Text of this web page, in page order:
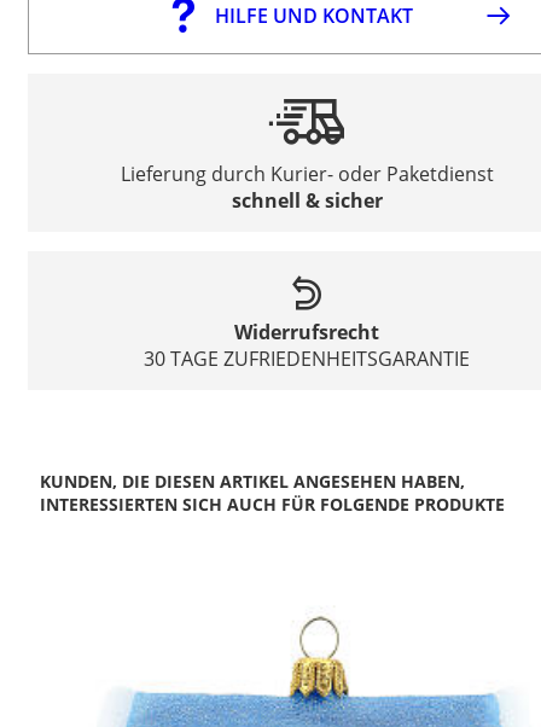
HILFE UND KONTAKT
Lieferung durch Kurier- oder Paketdienst
schnell & sicher
Widerrufsrecht
30 TAGE ZUFRIEDENHEITSGARANTIE
KUNDEN, DIE DIESEN ARTIKEL ANGESEHEN HABEN,
INTERESSIERTEN SICH AUCH FÜR FOLGENDE PRODUKTE